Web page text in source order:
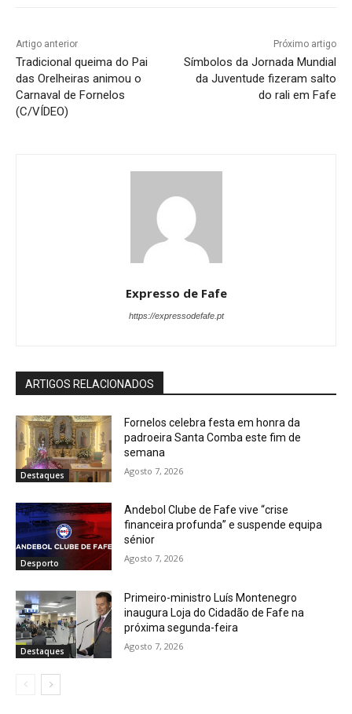
Artigo anterior
Tradicional queima do Pai
das Orelheiras animou o
Carnaval de Fornelos
(C/VÍDEO)
Próximo artigo
Símbolos da Jornada Mundial
da Juventude fizeram salto
do rali em Fafe
Expresso de Fafe
https://expressodefafe.pt
ARTIGOS RELACIONADOS
Destaques
Fornelos celebra festa em honra da
padroeira Santa Comba este fim de
semana
Agosto 7, 2026
Desporto
Andebol Clube de Fafe vive “crise
financeira profunda” e suspende equipa
sénior
Agosto 7, 2026
Destaques
Primeiro-ministro Luís Montenegro
inaugura Loja do Cidadão de Fafe na
próxima segunda-feira
Agosto 7, 2026